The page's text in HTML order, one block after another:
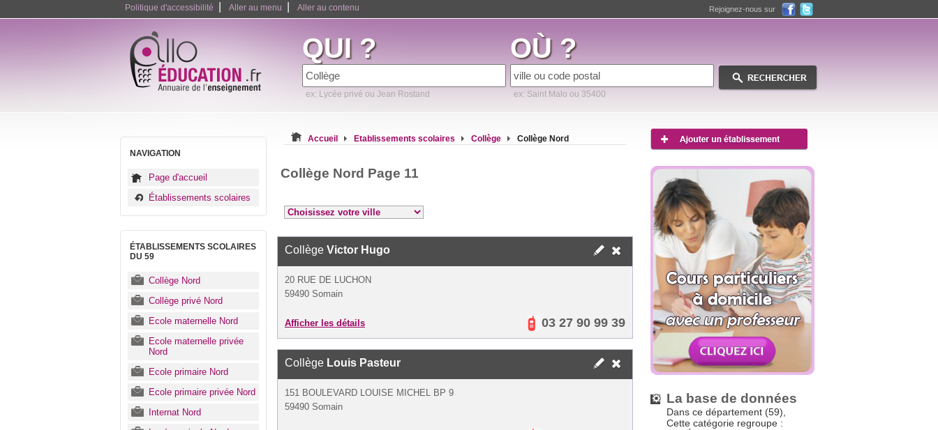
Politique d'accessibilité Aller au menu Aller au contenu Rejoignez-nous sur
QUI ?
ex: Lycée privé ou Jean Rostand
OÙ ?
ex: Saint Malo ou 35400
NAVIGATION
Page d'accueil
Établissements scolaires
ÉTABLISSEMENTS SCOLAIRES
DU 59
Collège Nord
Collège privé Nord
Ecole maternelle Nord
Ecole maternelle privée
Nord
Ecole primaire Nord
Ecole primaire privée Nord
Internat Nord
Accueil Etablissements scolaires Collège Collège Nord
Collège Nord Page 11
Collège Victor Hugo
20 RUE DE LUCHON
59490 Somain
Afficher les détails 03 27 90 99 39
Collège Louis Pasteur
151 BOULEVARD LOUISE MICHEL BP 9
59490 Somain
La base de données
Dans ce département (59),
Cette catégorie regroupe :